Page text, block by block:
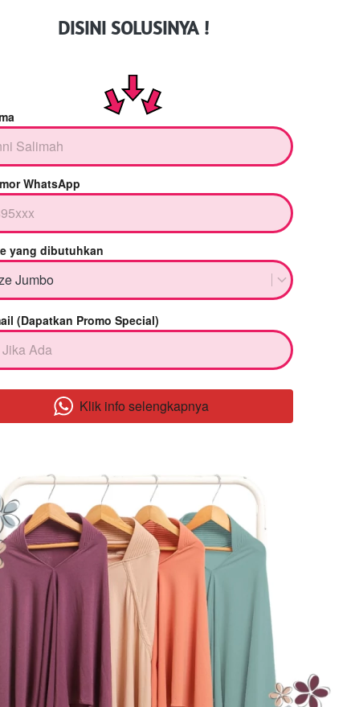
DISINI SOLUSINYA !
WhatsApp
yang dibutuhkan
Jumbo
(Dapatkan Promo Special)
` Klik info selengkapnya